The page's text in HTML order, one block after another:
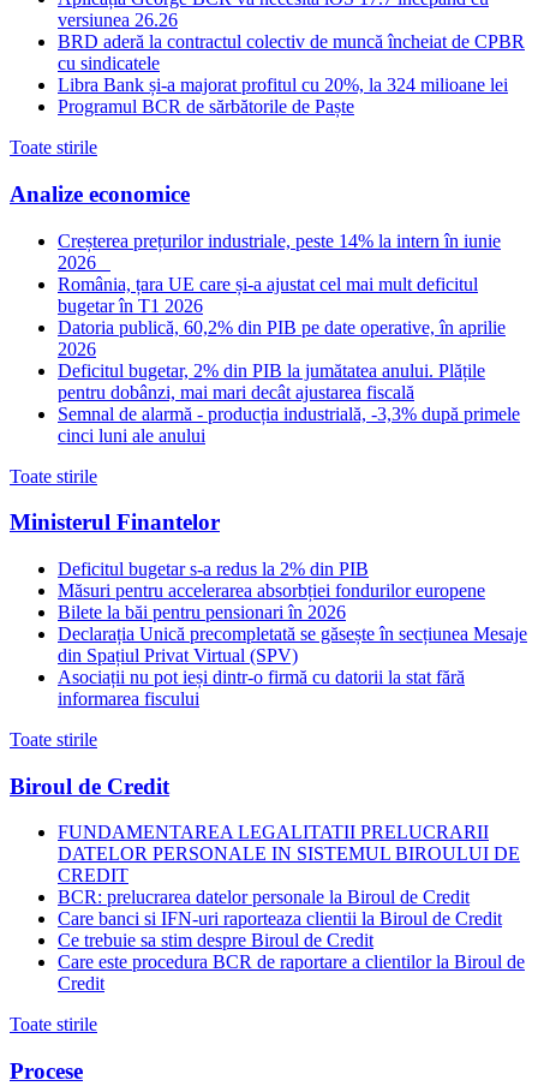
versiunea 26.26
BRD aderă la contractul colectiv de muncă încheiat de CPBR
cu sindicatele
Libra Bank și-a majorat profitul cu 20%, la 324 milioane lei
Programul BCR de sărbătorile de Paște
Toate stirile
Analize economice
Creșterea prețurilor industriale, peste 14% la intern în iunie
2026
România, țara UE care și-a ajustat cel mai mult deficitul
bugetar în T1 2026
Datoria publică, 60,2% din PIB pe date operative, în aprilie
2026
Deficitul bugetar, 2% din PIB la jumătatea anului. Plățile
pentru dobânzi, mai mari decât ajustarea fiscală
Semnal de alarmă - producția industrială, -3,3% după primele
cinci luni ale anului
Toate stirile
Ministerul Finantelor
Deficitul bugetar s-a redus la 2% din PIB
Măsuri pentru accelerarea absorbției fondurilor europene
Bilete la băi pentru pensionari în 2026
Declarația Unică precompletată se găsește în secțiunea Mesaje
din Spațiul Privat Virtual (SPV)
Asociații nu pot ieși dintr-o firmă cu datorii la stat fără
informarea fiscului
Toate stirile
Biroul de Credit
FUNDAMENTAREA LEGALITATII PRELUCRARII
DATELOR PERSONALE IN SISTEMUL BIROULUI DE
CREDIT
BCR: prelucrarea datelor personale la Biroul de Credit
Care banci si IFN-uri raporteaza clientii la Biroul de Credit
Ce trebuie sa stim despre Biroul de Credit
Care este procedura BCR de raportare a clientilor la Biroul de
Credit
Toate stirile
Procese